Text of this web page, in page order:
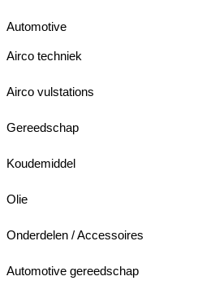
Automotive
Airco techniek
Airco vulstations
Gereedschap
Koudemiddel
Olie
Onderdelen / Accessoires
Automotive gereedschap